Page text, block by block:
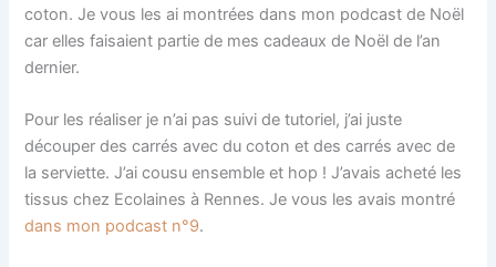
coton. Je vous les ai montrées dans mon podcast de Noël
car elles faisaient partie de mes cadeaux de Noël de l’an
dernier.
Pour les réaliser je n’ai pas suivi de tutoriel, j’ai juste
découper des carrés avec du coton et des carrés avec de
la serviette. J’ai cousu ensemble et hop ! J’avais acheté les
tissus chez Ecolaines à Rennes. Je vous les avais montré
dans mon podcast n°9.